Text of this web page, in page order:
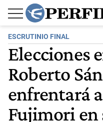
ESCRUTINIO FINAL
Elecciones
Roberto
enfrentará
Fujimori en